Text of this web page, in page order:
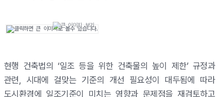
현행 건축법의 ‘일조 등을 위한 건축물의 높이 제한’ 규정과
관련, 시대에 걸맞는 기준의 개선 필요성이 대두됨에 따라
도시환경에 일조기준이 미치는 영향과 문제점을 재검토하고